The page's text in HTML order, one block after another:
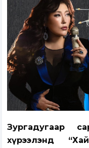
Зургадугаар
хүрээлэнд